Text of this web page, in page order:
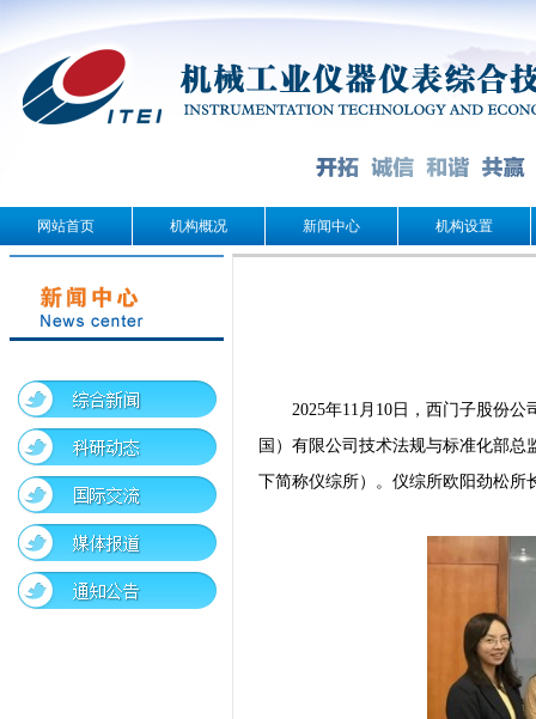
网站首页 机构概况 新闻中心 机构设置
2025年11月10日，西门子股份
国）有限公司技术法规与标准化部
下简称仪综所）。仪综所欧阳劲松所